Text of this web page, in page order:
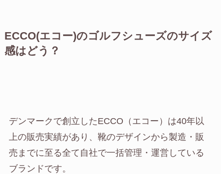
ECCO(エコー)のゴルフシューズのサイズ
感はどう？
デンマークで創立したECCO（エコー）は40年以
上の販売実績があり、靴のデザインから製造・販
売までに至る全て自社で一括管理・運営している
ブランドです。